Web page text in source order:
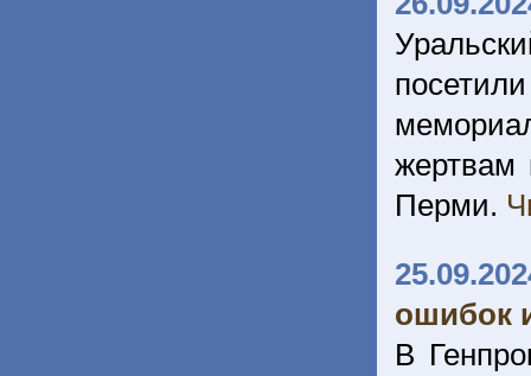
жертвам
Перми.
ошибок
В